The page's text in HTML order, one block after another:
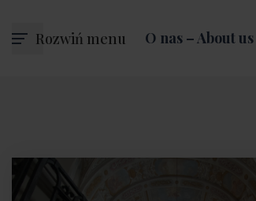
Rozwiń menu O nas – About us